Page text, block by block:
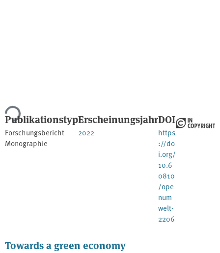
Publikationstyp
Forschungsbericht
Monographie
Erscheinungsjahr
2022
DOI
https
://do
i.org/
10.6
0810
/ope
num
welt-
2206
Towards a green economy